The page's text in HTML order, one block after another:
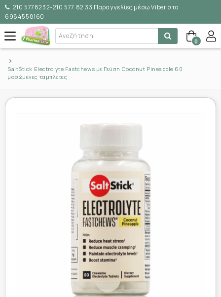
210 5778232-210 577 82 33 Παραγγελίες μέσω Viber στο
6984558160
0
SaltStick Electrolyte Fastchews με Γεύση Coconut Pineapple 60
μασώμενες ταμπλέτες